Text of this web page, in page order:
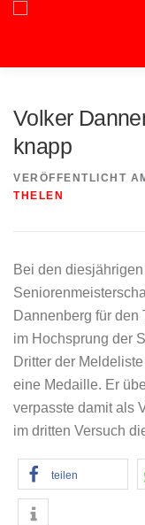
Volker
knapp
VERÖFFENTLICHT
THELEN
Bei den
Dannenberg für den
im Hochsprung der
Dritter der
eine Medaille. Er
verpasste damit als
im dritten Versuch
teilen